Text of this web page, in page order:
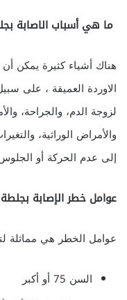
ما هي أسباب الاصابة
هناك أشياء كثيرة يمكن
الاوردة العميقة ، على
لزوجة الدم، والجراحة،
والأمراض الوراثية،
إلى عدم الحركة أو
عوامل خطر الإصابة بجلطة
عوامل الخطر هي مماثلة
السن 75 أو أكبر